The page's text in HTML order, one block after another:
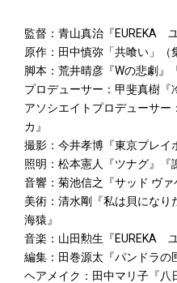
監督：青山真治『EUREKA
原作：田中慎弥「共喰い」（
脚本：荒井晴彦『Wの悲劇』
プロデューサー：甲斐真樹『
アソシエイトプロデューサー
カ』
撮影：今井孝博『東京プレイ
照明：松本憲人『ツナグ』『
音響：菊池信之『サッド ヴァ
美術：清水剛『私は貝になり
海猿』
音楽：山田勲生『EUREKA
編集：田巻源太『パンドラの
ヘアメイク：田中マリ子『八